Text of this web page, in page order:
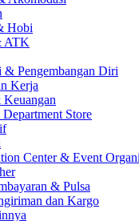
Hobi
ATK
& Pengembangan Diri
Kerja
Store
Center & Event
& Pulsa
dan Kargo